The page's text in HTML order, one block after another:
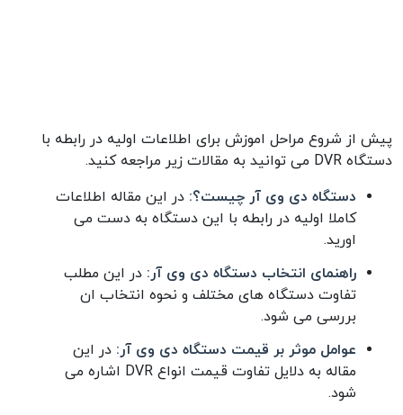
پیش از شروع مراحل اموزش برای اطلاعات اولیه در رابطه با
دستگاه DVR می توانید به مقالات زیر مراجعه کنید.
دستگاه دی وی آر چیست؟: در این مقاله اطلاعات
کاملا اولیه در رابطه با این دستگاه به دست می
اورید.
راهنمای انتخاب دستگاه دی وی آر: در این مطلب
تفاوت دستگاه های مختلف و نحوه انتخاب ان
بررسی می شود.
عوامل موثر بر قیمت دستگاه دی وی آر: در این
مقاله به دلایل تفاوت قیمت انواع DVR اشاره می
شود.